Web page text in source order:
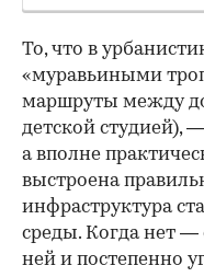
То, что в
«муравьиными
маршруты между
детской студией),
а вполне
выстроена
инфраструктура
среды. Когда нет —
ней и постепенно